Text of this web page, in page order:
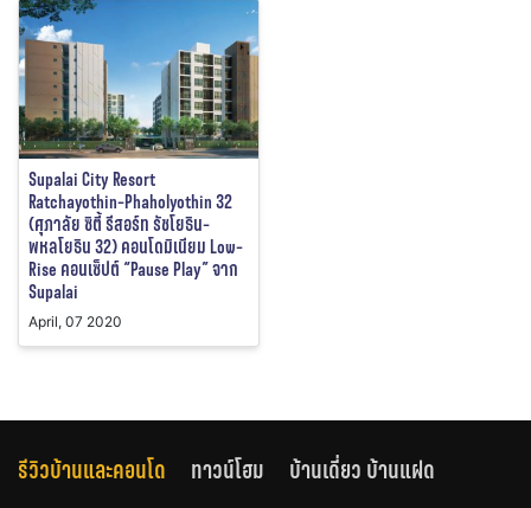
Supalai City Resort
Ratchayothin-Phaholyothin 32
(ศุภาลัย ซิตี้ รีสอร์ท รัชโยธิน-
พหลโยธิน 32) คอนโดมิเนียม Low-
Rise คอนเซ็ปต์ “Pause Play” จาก
Supalai
April, 07 2020
รีวิวบ้านและคอนโด ทาวน์โฮม
บ้านเดี่ยว บ้านแฝด